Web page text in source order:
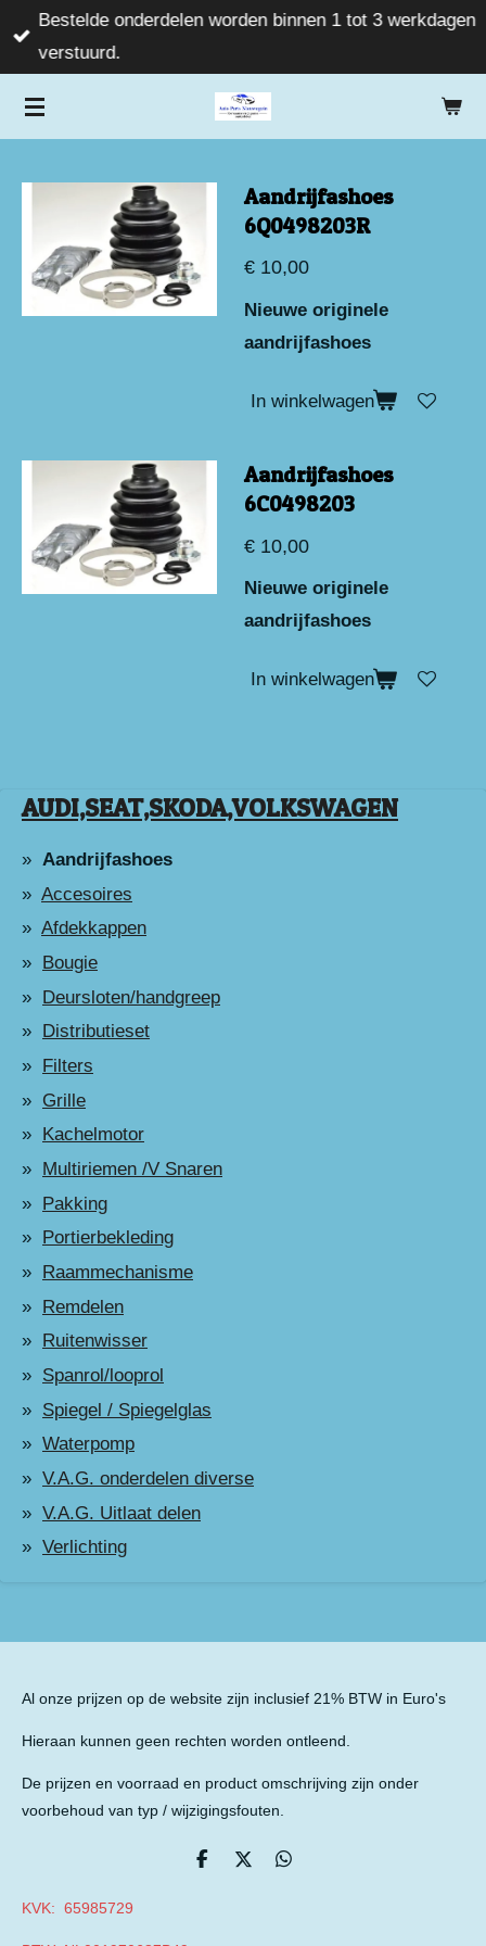
Ga
direct
de
Bestelde onderdelen worden binnen 1 tot 3 werkdagen
verstuurd.
Aandrijfashoes
6Q0498203R
€ 10,00
Nieuwe originele
aandrijfashoes
In winkelwagen
Aandrijfashoes
6C0498203
€ 10,00
Nieuwe originele
aandrijfashoes
In winkelwagen
AUDI,SEAT,SKODA,VOLKSWAGEN
Aandrijfashoes
Accesoires
Afdekkappen
Bougie
Deursloten/handgreep
Distributieset
Filters
Grille
Kachelmotor
Multiriemen /V Snaren
Pakking
Portierbekleding
Raammechanisme
Remdelen
Ruitenwisser
Spanrol/looprol
Spiegel / Spiegelglas
Waterpomp
V.A.G. onderdelen diverse
V.A.G. Uitlaat delen
Verlichting
Al onze prijzen op de website zijn inclusief 21% BTW in Euro's
Hieraan kunnen geen rechten worden ontleend.
De prijzen en voorraad en product omschrijving zijn onder
voorbehoud van typ / wijzigingsfouten.
D
D
D
KVK: 65985729